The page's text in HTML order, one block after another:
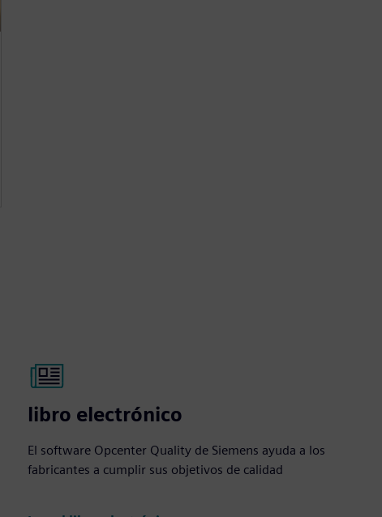
libro electrónico
El software Opcenter Quality de Siemens ayuda a los
fabricantes a cumplir sus objetivos de calidad